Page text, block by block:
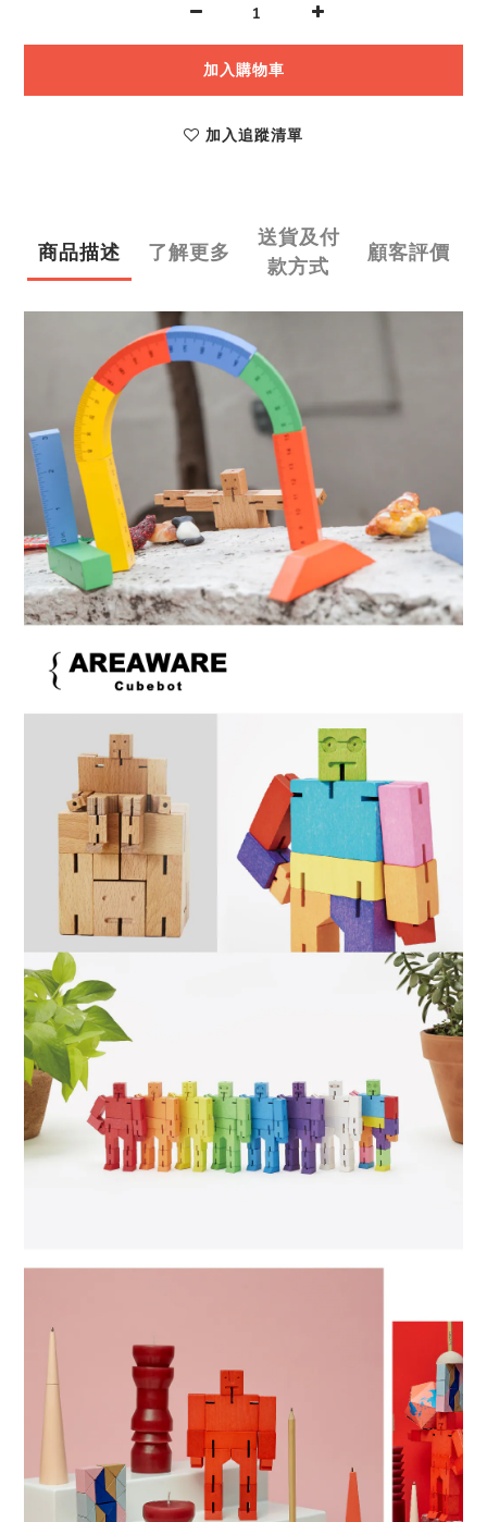
加入購物車
加入追蹤清單
商品描述 了解更多
送貨及付
款方式
顧客評價